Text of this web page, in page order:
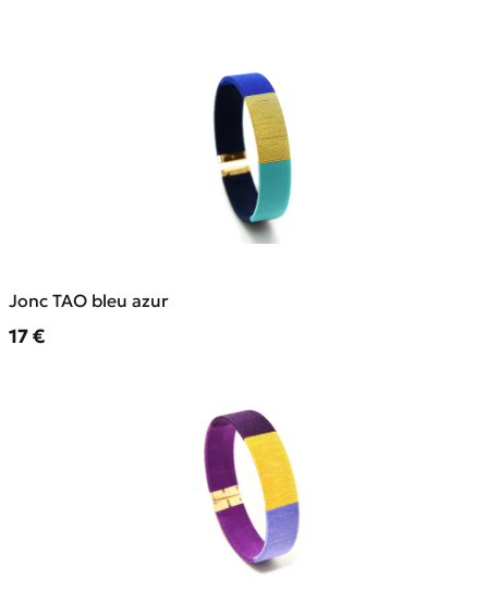
Jonc TAO bleu azur
Prix ​​actuel
17 €